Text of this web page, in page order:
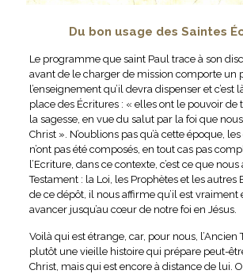
Du bon usage des Saintes
Le programme que saint Paul trace à son
avant de le charger de mission comporte un
l’enseignement qu’il devra dispenser et c’est
place des Écritures : « elles ont le pouvoir
la sagesse, en vue du salut par la foi que
Christ ». N’oublions pas qu’à cette époque,
n’ont pas été composés, en tout cas pas
l’Ecriture, dans ce contexte, c’est ce que
Testament : la Loi, les Prophètes et les autres
de ce dépôt, il nous affirme qu’il est vraiment
avancer jusqu’au cœur de notre foi en Jésus.
Voilà qui est étrange, car, pour nous, l’Ancien
plutôt une vieille histoire qui prépare peut-
Christ, mais qui est encore à distance de lui.